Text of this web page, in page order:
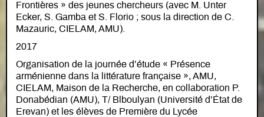
Frontières » des jeunes chercheurs (avec M. Unter
Ecker, S. Gamba et S. Florio ; sous la direction de C.
Mazauric, CIELAM, AMU).
2017
Organisation de la journée d’étude « Présence
arménienne dans la littérature française », AMU,
CIELAM, Maison de la Recherche, en collaboration P.
Donabédian (AMU), T/ Blboulyan (Université d’État de
Erevan) et les élèves de Première du Lycée